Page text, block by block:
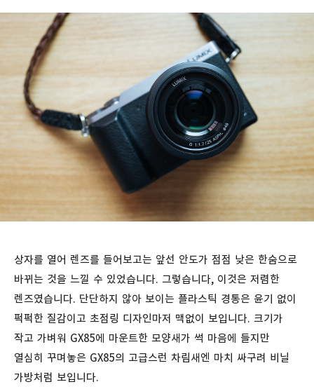
상자를 열어 렌즈를 들어보고는 앞선 안도가 점점 낮은 한숨으로
바뀌는 것을 느낄 수 있었습니다. 그렇습니다, 이것은 저렴한
렌즈였습니다. 단단하지 않아 보이는 플라스틱 경통은 윤기 없이
퍽퍽한 질감이고 초점링 디자인마저 맥없이 보입니다. 크기가
작고 가벼워 GX85에 마운트한 모양새가 썩 마음에 들지만
열심히 꾸며놓은 GX85의 고급스런 차림새엔 마치 싸구려 비닐
가방처럼 보입니다.